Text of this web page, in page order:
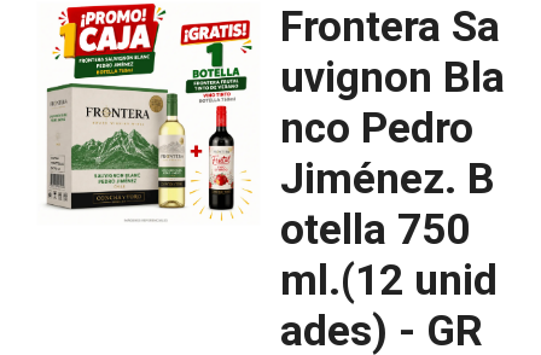
Frontera Sa
uvignon Bla
nco Pedro
Jiménez. B
otella 750
ml.(12 unid
ades) - GR